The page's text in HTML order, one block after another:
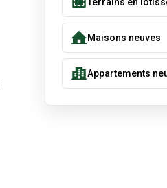
Maisons neuves
Appartements